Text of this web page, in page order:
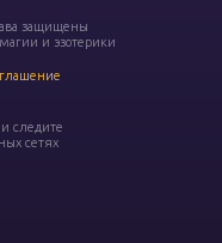
защищены
и эзотерики
следите
сетях